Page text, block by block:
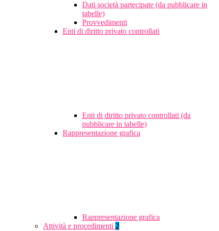
Dati società partecipate (da pubblicare in
tabelle)
Provvedimenti
Enti di diritto privato controllati
Enti di diritto privato controllati (da
pubblicare in tabelle)
Rappresentazione grafica
Rappresentazione grafica
Attività e procedimenti 2